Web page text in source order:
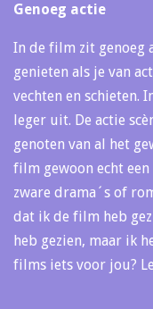
Genoeg actie
In de film zit genoeg
genieten als je van
vechten en schieten.
leger uit. De actie
genoten van al het
film gewoon echt
zware drama´s of
dat ik de film heb
heb gezien, maar ik
films iets voor jou?